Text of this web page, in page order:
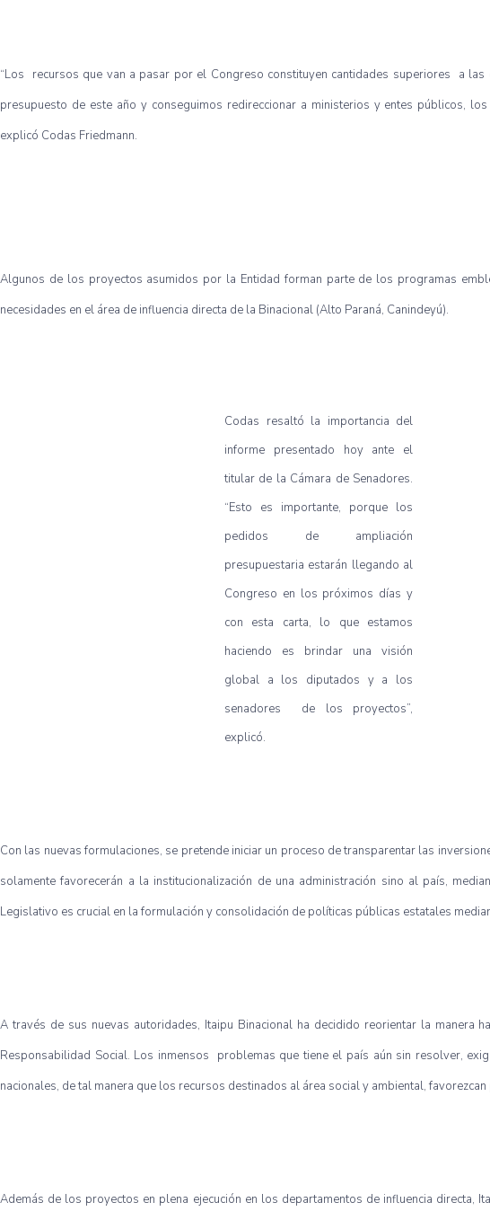
“Los recursos que van a pasar por el Congreso constituyen cantidades superiores a
presupuesto de este año y conseguimos redireccionar a ministerios y entes públicos,
explicó Codas Friedmann.
Algunos de los proyectos asumidos por la Entidad forman parte de los programas
necesidades en el área de influencia directa de la Binacional (Alto Paraná, Canindeyú).
Codas resaltó la importancia del
informe presentado hoy ante el
titular de la Cámara de Senadores.
“Esto es importante, porque los
pedidos de ampliación
presupuestaria estarán llegando al
Congreso en los próximos días y
con esta carta, lo que estamos
haciendo es brindar una visión
global a los diputados y a los
senadores de los proyectos”,
explicó.
Con las nuevas formulaciones, se pretende iniciar un proceso de transparentar las
solamente favorecerán a la institucionalización de una administración sino al país,
Legislativo es crucial en la formulación y consolidación de políticas públicas estatales
A través de sus nuevas autoridades, Itaipu Binacional ha decidido reorientar la
Responsabilidad Social. Los inmensos problemas que tiene el país aún sin resolver,
nacionales, de tal manera que los recursos destinados al área social y ambiental,
Además de los proyectos en plena ejecución en los departamentos de influencia